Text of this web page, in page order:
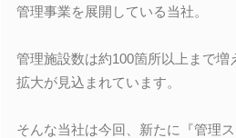
管理事業を展開している当社。
管理施設数は約100箇所以上まで増
拡大が見込まれています。
そんな当社は今回、新たに『管理